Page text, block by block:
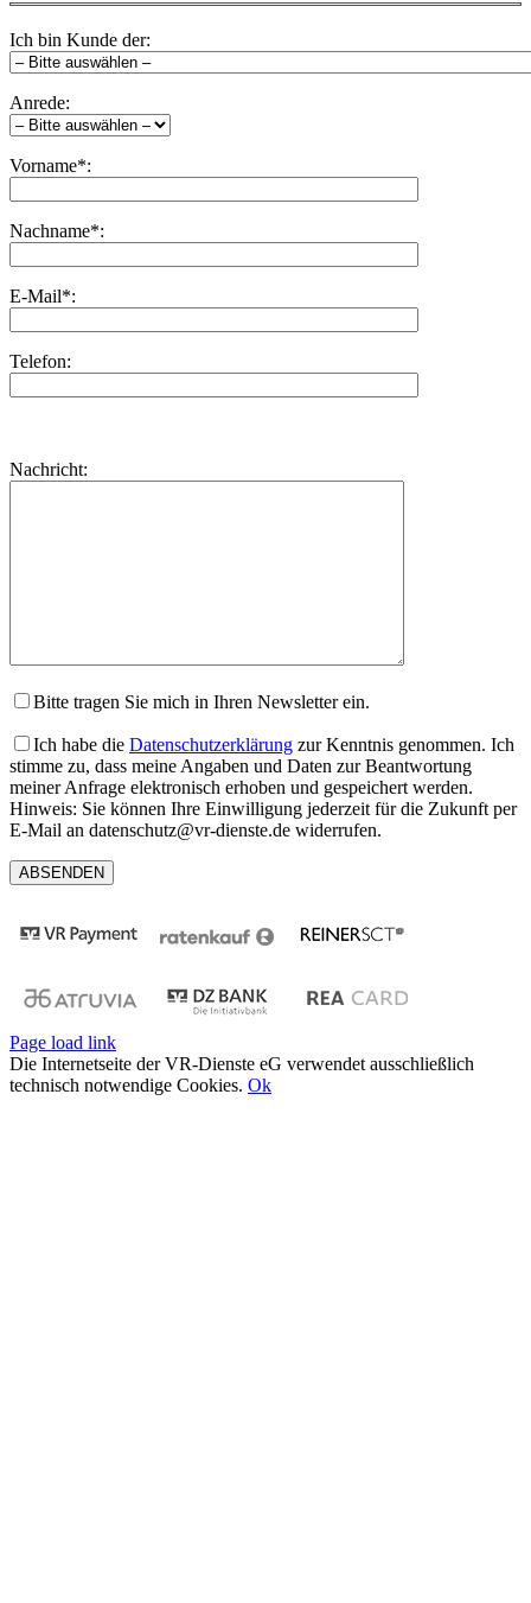
Ich bin Kunde der:
Anrede:
Vorname*:
Nachname*:
E-Mail*:
Telefon:
dieses
lasse
Nachricht:
Bitte tragen Sie mich in Ihren Newsletter ein.
Ich habe die Datenschutzerklärung zur Kenntnis genommen. Ich
stimme zu, dass meine Angaben und Daten zur Beantwortung
meiner Anfrage elektronisch erhoben und gespeichert werden.
Hinweis: Sie können Ihre Einwilligung jederzeit für die Zukunft per
E-Mail an datenschutz@vr-dienste.de widerrufen.
Page load link
Die Internetseite der VR-Dienste eG verwendet ausschließlich
technisch notwendige Cookies. Ok